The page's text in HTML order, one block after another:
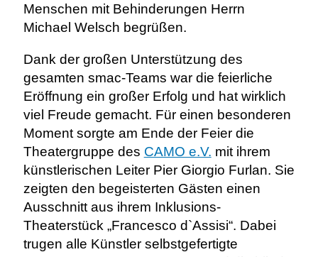
Menschen mit Behinderungen Herrn
Michael Welsch begrüßen.
Dank der großen Unterstützung des
gesamten smac-Teams war die feierliche
Eröffnung ein großer Erfolg und hat wirklich
viel Freude gemacht. Für einen besonderen
Moment sorgte am Ende der Feier die
Theatergruppe des CAMO e.V. mit ihrem
künstlerischen Leiter Pier Giorgio Furlan. Sie
zeigten den begeisterten Gästen einen
Ausschnitt aus ihrem Inklusions-
Theaterstück „Francesco d`Assisi“. Dabei
trugen alle Künstler selbstgefertigte